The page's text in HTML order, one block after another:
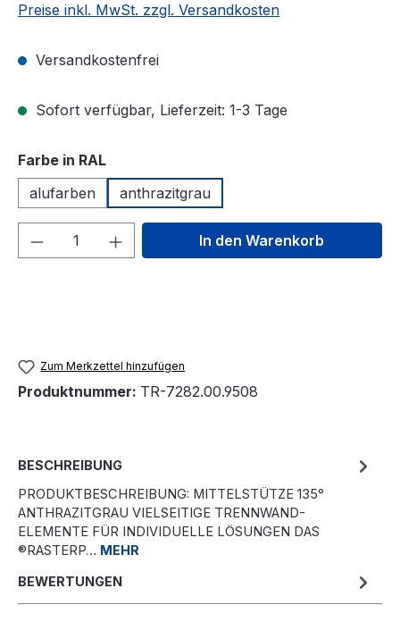
Preise inkl. MwSt. zzgl. Versandkosten
Versandkostenfrei
Sofort verfügbar, Lieferzeit: 1-3 Tage
Farbe in RALauswählen
alufarben
anthrazitgrau
Produkt Anzahl: Gib denIn den Warenkorb
Zum Merkzettel hinzufügen
Produktnummer: TR-7282.00.9508
BESCHREIBUNG
PRODUKTBESCHREIBUNG: MITTELSTÜTZE 135°
ANTHRAZITGRAU VIELSEITIGE TRENNWAND-
ELEMENTE FÜR INDIVIDUELLE LÖSUNGEN DAS
®RASTERP… MEHR
BEWERTUNGEN